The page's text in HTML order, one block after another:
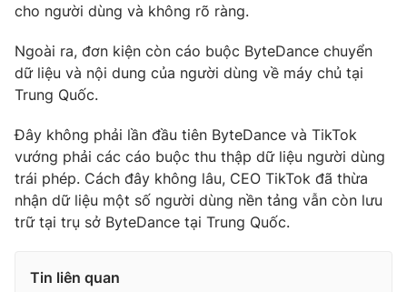
VTV Money VTV Thể thao
VTV Sức khoẻ Bất động sản
Thị trường 24h Tấm lòng Việt
VTV4 Vươn mình bằng AI
VTV9 VTV8
Liên hệ tòa soạn
cho người dùng và không rõ ràng.
Ngoài ra, đơn kiện còn cáo buộc ByteDance chuyển
dữ liệu và nội dung của người dùng về máy chủ tại
Trung Quốc.
Đây không phải lần đầu tiên ByteDance và TikTok
vướng phải các cáo buộc thu thập dữ liệu người dùng
trái phép. Cách đây không lâu, CEO TikTok đã thừa
nhận dữ liệu một số người dùng nền tảng vẫn còn lưu
trữ tại trụ sở ByteDance tại Trung Quốc.
Tin liên quan